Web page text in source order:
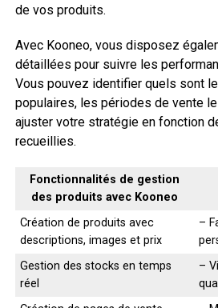
de vos produits.
Avec Kooneo, vous disposez
détaillées pour suivre les
Vous pouvez identifier quels sont
populaires, les périodes de vente
ajuster votre stratégie en fonction
recueillies.
Fonctionnalités de gestion
des produits avec Kooneo
Création de produits avec
descriptions, images et prix
–
Gestion des stocks en temps
réel
–